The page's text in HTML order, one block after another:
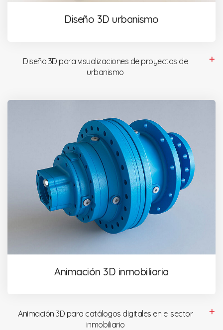
Diseño 3D urbanismo
Diseño 3D para visualizaciones de proyectos de
urbanismo
Animación 3D inmobiliaria
Animación 3D para catálogos digitales en el sector
inmobiliario